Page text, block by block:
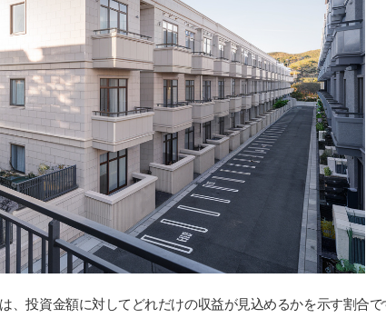
、投資金額に対してどれだけの収益が見込めるかを示す割合で